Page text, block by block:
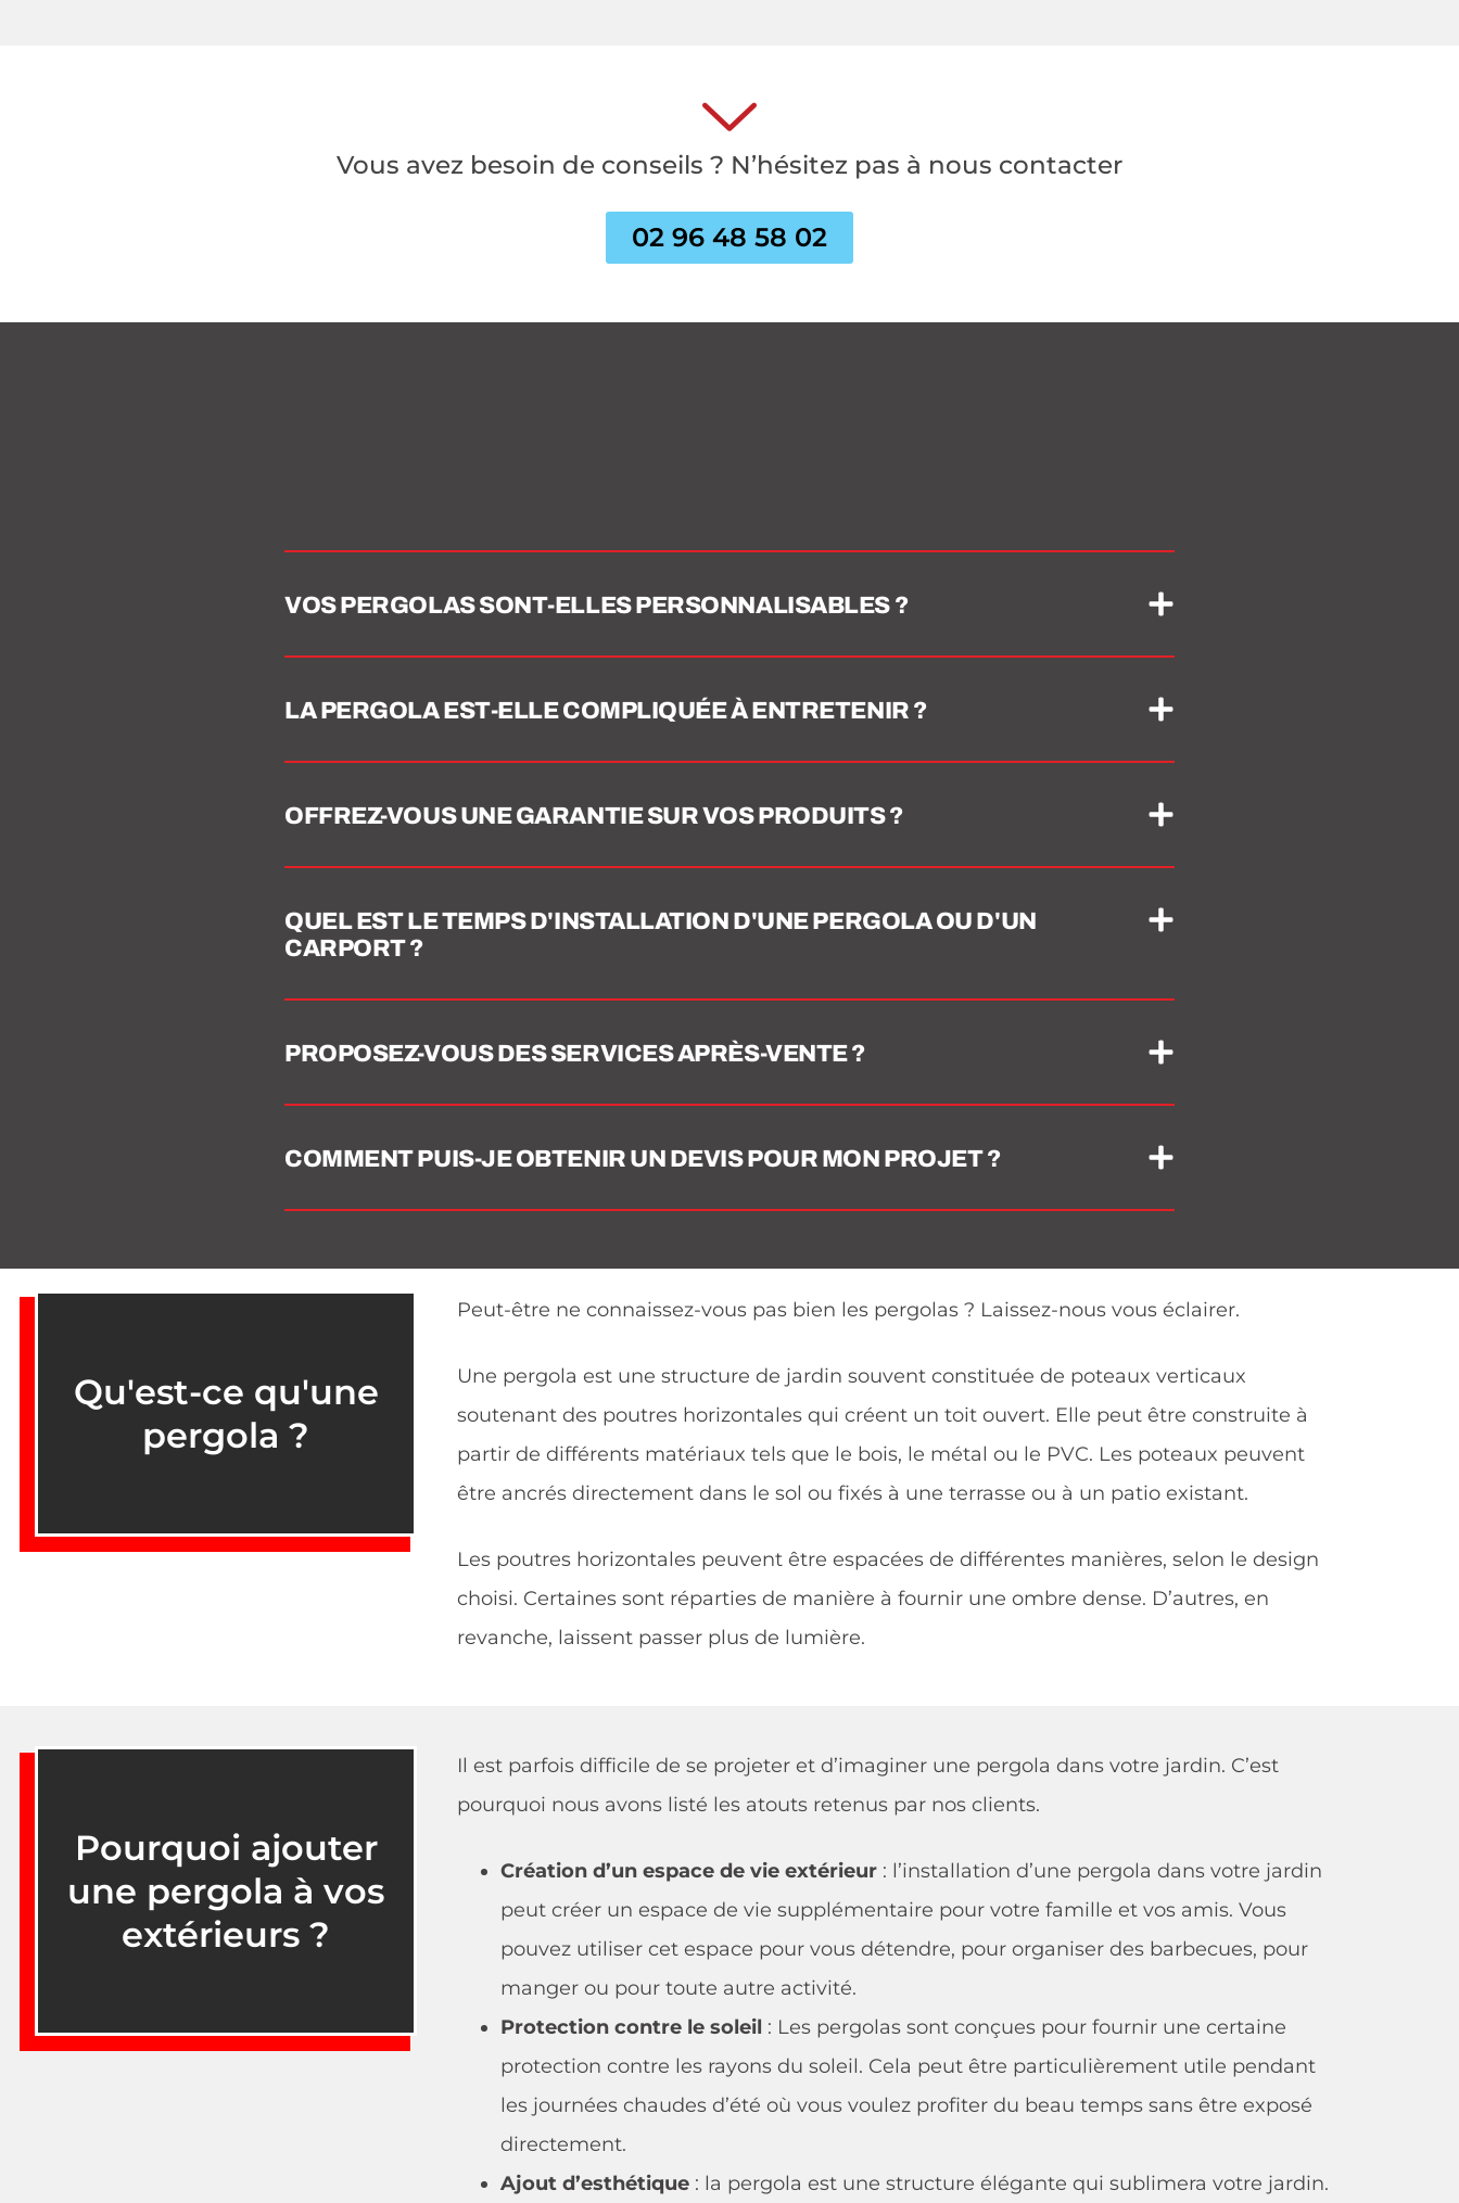
Vous avez besoin de conseils ? N’hésitez pas à nous contacter
02 96 48 58 02
VOS PERGOLAS SONT-ELLES PERSONNALISABLES ?
LA PERGOLA EST-ELLE COMPLIQUÉE À ENTRETENIR ?
OFFREZ-VOUS UNE GARANTIE SUR VOS PRODUITS ?
QUEL EST LE TEMPS D'INSTALLATION D'UNE PERGOLA OU D'UN
CARPORT ?
PROPOSEZ-VOUS DES SERVICES APRÈS-VENTE ?
COMMENT PUIS-JE OBTENIR UN DEVIS POUR MON PROJET ?
Qu'est-ce qu'une
pergola ?
Peut-être ne connaissez-vous pas bien les pergolas ? Laissez-nous vous éclairer.
Une pergola est une structure de jardin souvent constituée de poteaux verticaux
soutenant des poutres horizontales qui créent un toit ouvert. Elle peut être construite à
partir de différents matériaux tels que le bois, le métal ou le PVC. Les poteaux peuvent
être ancrés directement dans le sol ou fixés à une terrasse ou à un patio existant.
Les poutres horizontales peuvent être espacées de différentes manières, selon le design
choisi. Certaines sont réparties de manière à fournir une ombre dense. D’autres, en
revanche, laissent passer plus de lumière.
Pourquoi ajouter
une pergola à vos
extérieurs ?
Il est parfois difficile de se projeter et d’imaginer une pergola dans votre jardin. C’est
pourquoi nous avons listé les atouts retenus par nos clients.
Création d’un espace de vie extérieur : l’installation d’une pergola dans votre jardin
peut créer un espace de vie supplémentaire pour votre famille et vos amis. Vous
pouvez utiliser cet espace pour vous détendre, pour organiser des barbecues, pour
manger ou pour toute autre activité.
Protection contre le soleil : Les pergolas sont conçues pour fournir une certaine
protection contre les rayons du soleil. Cela peut être particulièrement utile pendant
les journées chaudes d’été où vous voulez profiter du beau temps sans être exposé
directement.
Ajout d’esthétique : la pergola est une structure élégante qui sublimera votre jardin.